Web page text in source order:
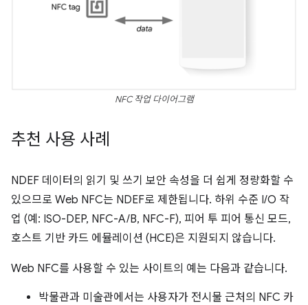
NFC 작업 다이어그램
추천 사용 사례
NDEF 데이터의 읽기 및 쓰기 보안 속성을 더 쉽게 정량화할 수
있으므로 Web NFC는 NDEF로 제한됩니다. 하위 수준 I/O 작
업 (예: ISO-DEP, NFC-A/B, NFC-F), 피어 투 피어 통신 모드,
호스트 기반 카드 에뮬레이션 (HCE)은 지원되지 않습니다.
Web NFC를 사용할 수 있는 사이트의 예는 다음과 같습니다.
박물관과 미술관에서는 사용자가 전시물 근처의 NFC 카